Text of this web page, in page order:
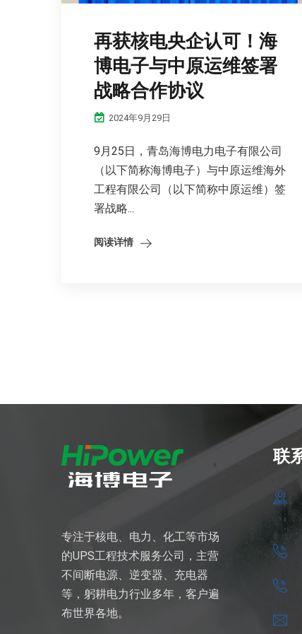
再获核电央企认可！海
博电子与中原运维签署
战略合作协议
2024年9月29日
9月25日，青岛海博电力电子有限公司
（以下简称海博电子）与中原运维海外
工程有限公司（以下简称中原运维）签
署战略...
阅读详情
专注于核电、电力、化工等市场
的UPS工程技术服务公司，主营
不间断电源、逆变器、充电器
等，躬耕电力行业多年，客户遍
布世界各地。
联